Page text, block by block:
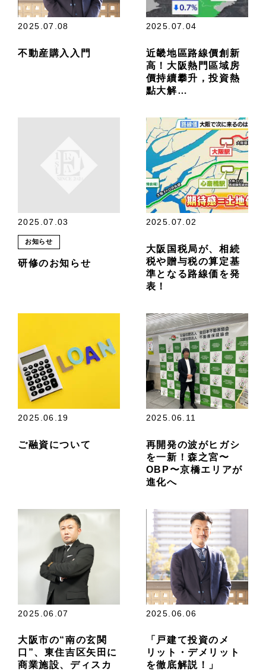
2025.07.08
不動産購入入門
2025.07.04
近畿地區路線價創新
高！大阪熱門區域房
價持續攀升，投資熱
點大解…
2025.07.03
お知らせ
研修のお知らせ
2025.07.02
大阪国税局が、相続
税や贈与税の算定基
準となる路線価を発
表！
2025.06.19
ご融資について
2025.06.11
再開発の波がヒガシ
を一新！森之宮〜
OBP〜京橋エリアが
進化へ
2025.06.07
大阪市の“南の玄関
口”、東住吉区矢田に
商業施設、ディスカ
2025.06.06
「戸建て投資のメ
リット・デメリット
を徹底解説！」